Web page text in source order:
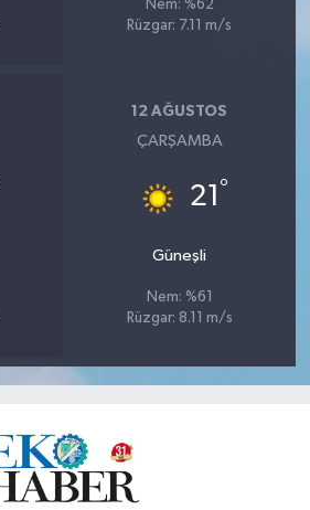
Nem: %62
Rüzgar: 7.11 m/s
12 AĞUSTOS
ÇARŞAMBA
21 °
Güneşli
Nem: %61
Rüzgar: 8.11 m/s